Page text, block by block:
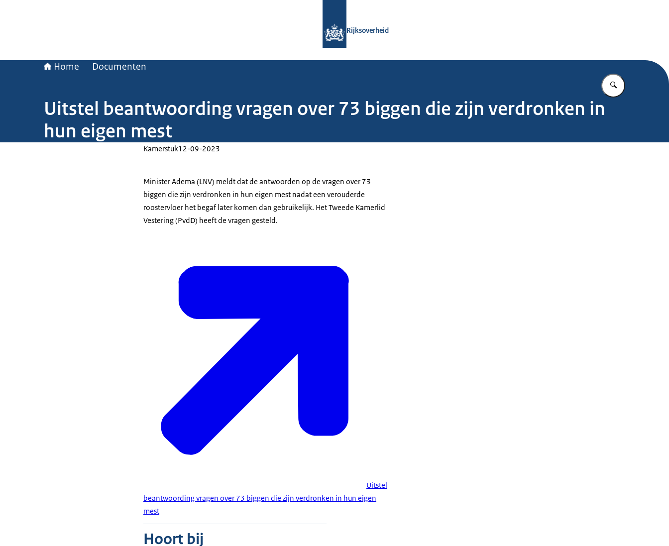
Rijksoverheid
Home Documenten
Vul in wat u
Uitstel beantwoording vragen over 73 biggen die zijn verdronken in
hun eigen mest
Kamerstuk12-09-2023
Minister Adema (LNV) meldt dat de antwoorden op de vragen over 73
biggen die zijn verdronken in hun eigen mest nadat een verouderde
roostervloer het begaf later komen dan gebruikelijk. Het Tweede Kamerlid
Vestering (PvdD) heeft de vragen gesteld.
Uitstel
beantwoording vragen over 73 biggen die zijn verdronken in hun eigen
mest
Hoort bij